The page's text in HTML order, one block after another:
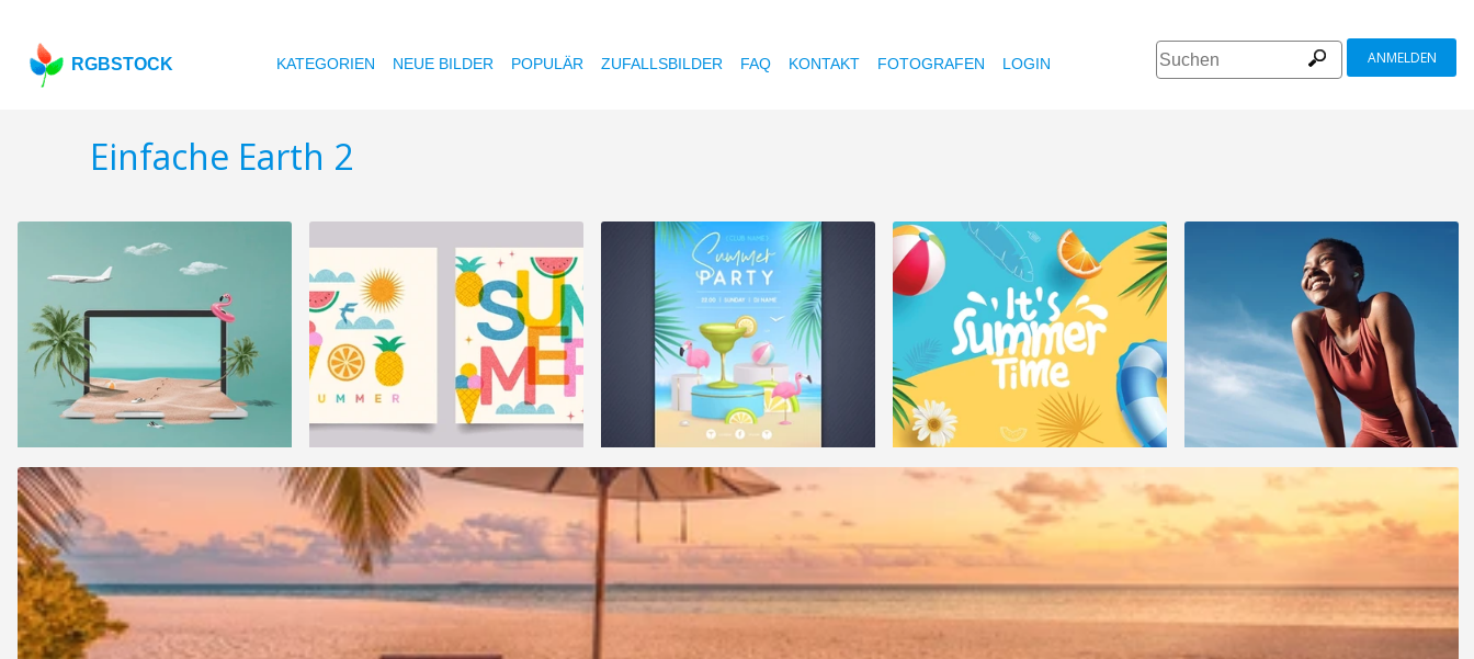
RGBSTOCK KATEGORIEN NEUE BILDER POPULÄR ZUFALLSBILDER FAQ KONTAKT FOTOGRAFEN LOGIN ANMELDEN
Einfache Earth 2